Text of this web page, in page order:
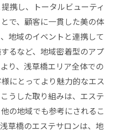
携し、トータルビューティ
で、顧客に一貫した美の体
地域のイベントと連携して
るなど、地域密着型のアプ
り、浅草橋エリア全体での
にとってより魅力的なエス
うした取り組みは、エステ
の地域でも参考にされるこ
草橋のエステサロンは、地